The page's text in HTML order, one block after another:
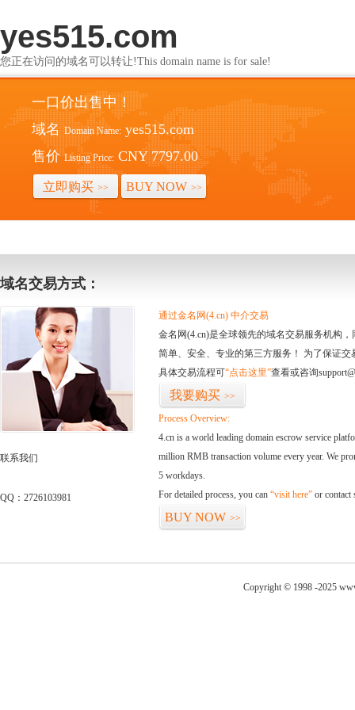
yes515.com
您正在访问的域名可以转让!This domain name is for sale!
一口价出售中！
域名 Domain Name: yes515.com
售价 Listing Price: CNY 7797.00
立即购买 >> BUY NOW >>
域名交易方式：
联系我们
QQ：2726103981
通过金名网(4.cn) 中介交易
金名网(4.cn)是全球领先的域名交易服务机构
简单、安全、专业的第三方服务！ 为了保证
具体交易流程可“点击这里”查看或咨询
我要购买 >>
Process Overview:
4.cn is a world leading domain escrow service
million RMB transaction volume every year. We
5 workdays.
For detailed process, you can “visit here” or contact
BUY NOW >>
Copyright © 1998 -2025